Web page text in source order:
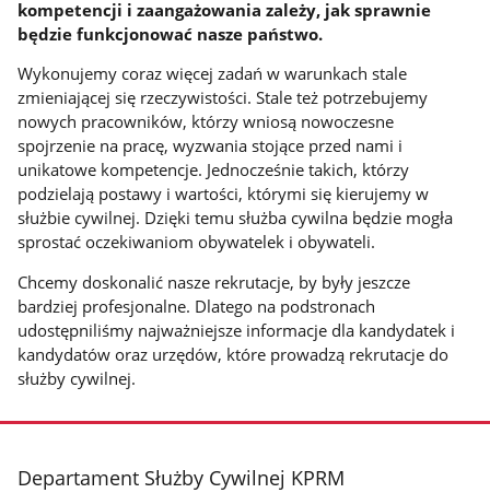
kompetencji i zaangażowania zależy, jak sprawnie
będzie funkcjonować nasze państwo.
Wykonujemy coraz więcej zadań w warunkach stale
zmieniającej się rzeczywistości. Stale też potrzebujemy
nowych pracowników, którzy wniosą nowoczesne
spojrzenie na pracę, wyzwania stojące przed nami i
unikatowe kompetencje. Jednocześnie takich, którzy
podzielają postawy i wartości, którymi się kierujemy w
służbie cywilnej. Dzięki temu służba cywilna będzie mogła
sprostać oczekiwaniom obywatelek i obywateli.
Chcemy doskonalić nasze rekrutacje, by były jeszcze
bardziej profesjonalne. Dlatego na podstronach
udostępniliśmy najważniejsze informacje dla kandydatek i
kandydatów oraz urzędów, które prowadzą rekrutacje do
służby cywilnej.
stopka
Departament Służby Cywilnej KPRM